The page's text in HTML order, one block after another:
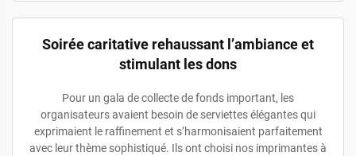
Soirée caritative rehaussant l’ambiance et
stimulant les dons
Pour un gala de collecte de fonds important, les
organisateurs avaient besoin de serviettes élégantes qui
exprimaient le raffinement et s’harmonisaient parfaitement
avec leur thème sophistiqué. Ils ont choisi nos imprimantes à